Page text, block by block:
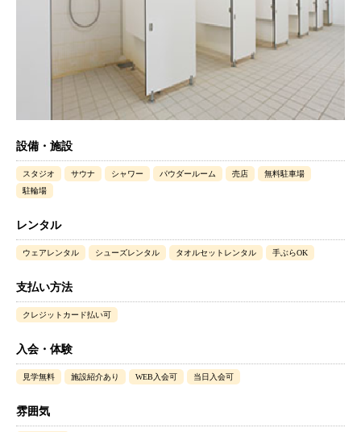
設備・施設
スタジオ サウナ シャワー パウダールーム 売店
無料駐車場
駐輪場
レンタル
ウェアレンタル シューズレンタル タオルセットレンタル 手ぶらOK
支払い方法
クレジットカード払い可
入会・体験
見学無料 施設紹介あり WEB入会可 当日入会可
雰囲気